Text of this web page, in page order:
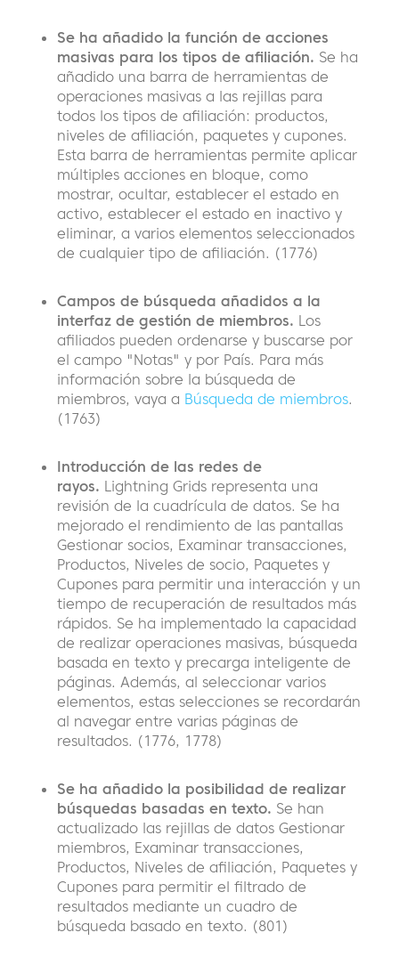
Se ha añadido la función de acciones
masivas para los tipos de afiliación. Se ha
añadido una barra de herramientas de
operaciones masivas a las rejillas para
todos los tipos de afiliación: productos,
niveles de afiliación, paquetes y cupones.
Esta barra de herramientas permite aplicar
múltiples acciones en bloque, como
mostrar, ocultar, establecer el estado en
activo, establecer el estado en inactivo y
eliminar, a varios elementos seleccionados
de cualquier tipo de afiliación. (1776)
Campos de búsqueda añadidos a la
interfaz de gestión de miembros. Los
afiliados pueden ordenarse y buscarse por
el campo "Notas" y por País. Para más
información sobre la búsqueda de
miembros, vaya a Búsqueda de miembros.
(1763)
Introducción de las redes de
rayos. Lightning Grids representa una
revisión de la cuadrícula de datos. Se ha
mejorado el rendimiento de las pantallas
Gestionar socios, Examinar transacciones,
Productos, Niveles de socio, Paquetes y
Cupones para permitir una interacción y un
tiempo de recuperación de resultados más
rápidos. Se ha implementado la capacidad
de realizar operaciones masivas, búsqueda
basada en texto y precarga inteligente de
páginas. Además, al seleccionar varios
elementos, estas selecciones se recordarán
al navegar entre varias páginas de
resultados. (1776, 1778)
Se ha añadido la posibilidad de realizar
búsquedas basadas en texto. Se han
actualizado las rejillas de datos Gestionar
miembros, Examinar transacciones,
Productos, Niveles de afiliación, Paquetes y
Cupones para permitir el filtrado de
resultados mediante un cuadro de
búsqueda basado en texto. (801)